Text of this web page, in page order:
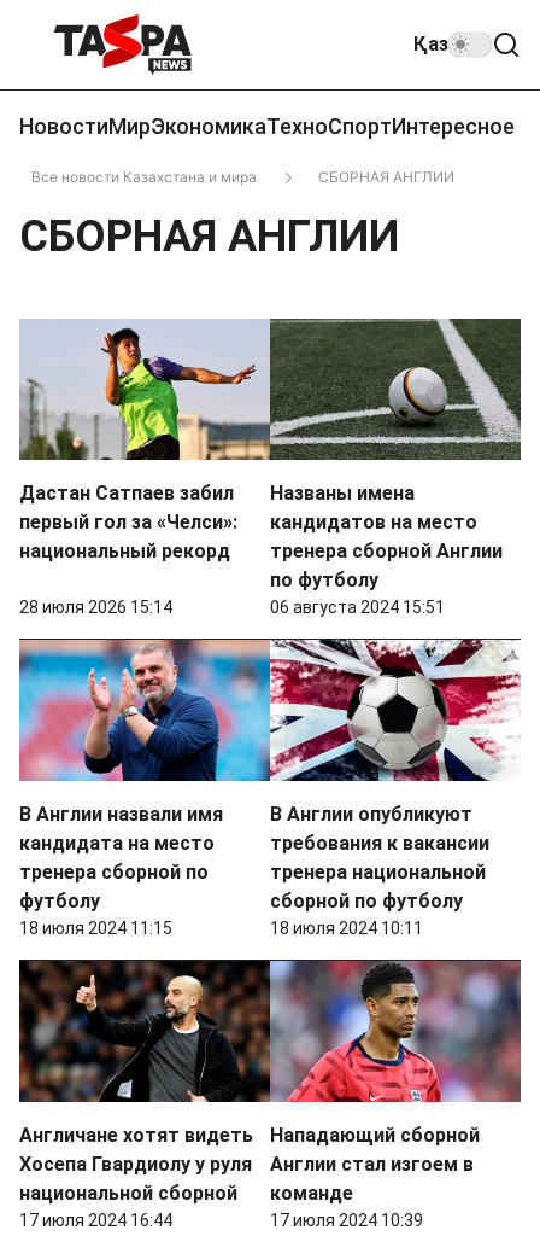
Қаз
НовостиМирЭкономикаТехноСпортИнтересное
Все новости Казахстана и мира СБОРНАЯ АНГЛИИ
СБОРНАЯ АНГЛИИ
Дастан Сатпаев забил
первый гол за «Челси»:
национальный рекорд
28 июля 2026 15:14
Названы имена
кандидатов на место
тренера сборной Англии
по футболу
06 августа 2024 15:51
В Англии назвали имя
кандидата на место
тренера сборной по
футболу
18 июля 2024 11:15
В Англии опубликуют
требования к вакансии
тренера национальной
сборной по футболу
18 июля 2024 10:11
Англичане хотят видеть
Хосепа Гвардиолу у руля
национальной сборной
17 июля 2024 16:44
Нападающий сборной
Англии стал изгоем в
команде
17 июля 2024 10:39